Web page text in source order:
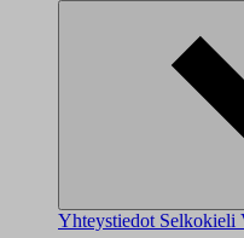
Yhteystiedot Selkokieli